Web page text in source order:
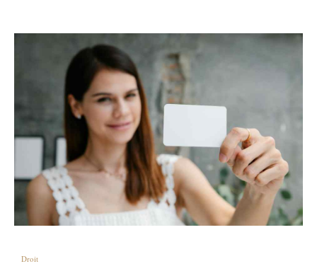
Droit